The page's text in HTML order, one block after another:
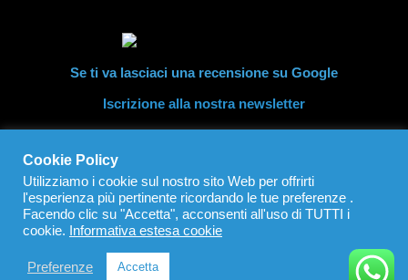
Se ti va lasciaci una recensione su Google
Iscrizione alla nostra newsletter
Informativa sulla privacy
Cookie Policy
Utilizziamo i cookie sul nostro sito Web per offrirti
l'esperienza più pertinente ricordando le tue preferenze .
Facendo clic su "Accetta", acconsenti all'uso di TUTTI i
cookie.
Informativa estesa cookie
Preferenze Accetta